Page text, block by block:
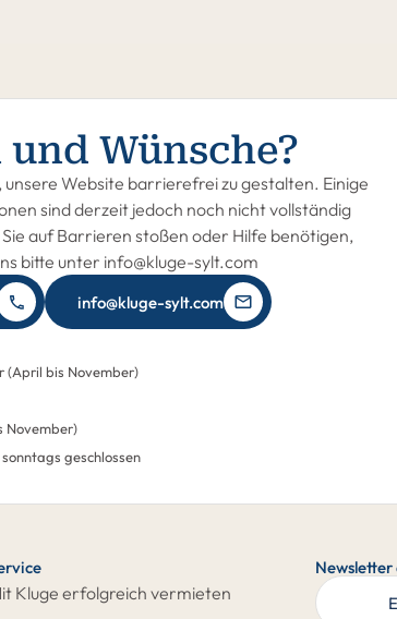
und Wünsche?
unsere Website barrierefrei zu gestalten. Einige
sind derzeit jedoch noch nicht vollständig
auf Barrieren stoßen oder Hilfe benötigen,
bitte unter info@kluge-sylt.com
info@kluge-sylt.com
(April bis November)
November)
geschlossen
Kluge erfolgreich vermieten